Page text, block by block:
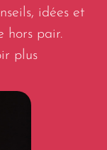
idées et
hors pair.
plus